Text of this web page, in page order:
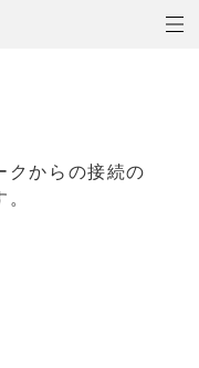
クからの接続の